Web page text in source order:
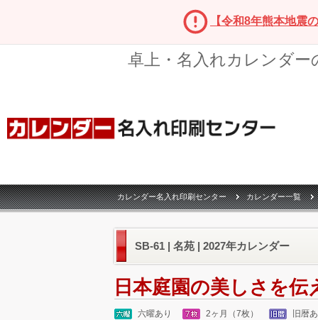
【令和8年熊本地震
卓上・名入れカレンダ
カレンダー名入れ印刷センター カレンダー一覧
SB-61 | 名苑 | 2027年カレンダー
日本庭園の美しさを伝
六曜あり 2ヶ月（7枚） 旧暦